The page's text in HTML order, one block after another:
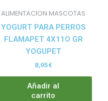
ALIMENTACION MASCOTAS
YOGURT PARA PERROS
FLAMAPET 4X11O GR
YOGUPET
8,95€
Añadir al
carrito